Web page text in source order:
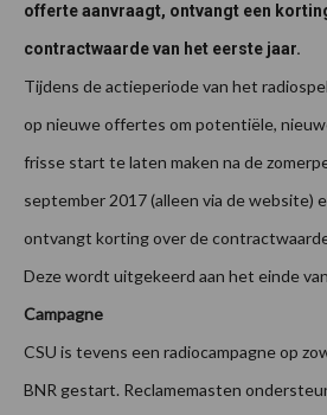
offerte aanvraagt, ontvangt een
contractwaarde van het eerste jaar.
Tijdens de actieperiode van het
op nieuwe offertes om potentiële,
frisse start te laten maken na de
september 2017 (alleen via de website)
ontvangt korting over de
Deze wordt uitgekeerd aan het einde
Campagne
CSU is tevens een radiocampagne op
BNR gestart. Reclamemasten